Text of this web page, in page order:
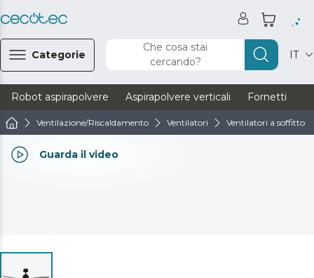
Categorie
Che cosa stai
cercando?
IT
Robot aspirapolvere Aspirapolvere verticali Fornetti
Ventilazione/Riscaldamento Ventilatori Ventilatori a soffitto
Guarda il video